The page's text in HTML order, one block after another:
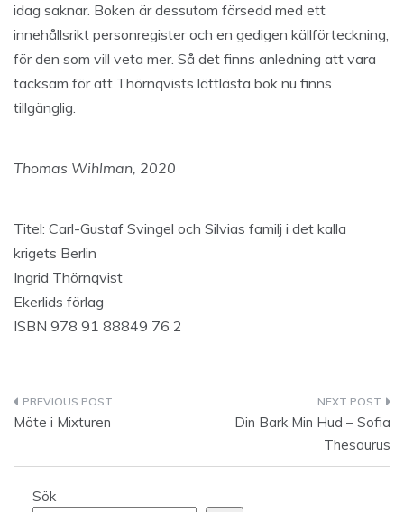
idag saknar. Boken är dessutom försedd med ett
innehållsrikt personregister och en gedigen källförteckning,
för den som vill veta mer. Så det finns anledning att vara
tacksam för att Thörnqvists lättlästa bok nu finns
tillgänglig.
Thomas Wihlman, 2020
Titel: Carl-Gustaf Svingel och Silvias familj i det kalla
krigets Berlin
Ingrid Thörnqvist
Ekerlids förlag
ISBN 978 91 88849 76 2
Inläggsnavigering
Möte i Mixturen
Din Bark Min Hud – Sofia
Thesaurus
Sök